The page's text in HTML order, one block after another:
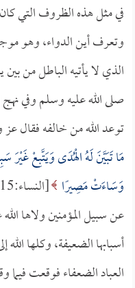
في مثل هذه الظروف التي
وتعرف أين الدواء، وهو
الذي لا يأتيه الباطل من
صلى الله عليه وسلم وفي
توعد الله من خالفه فقال
مَا تَبَيَّنَ لَهُ الْهُدَى وَيَتَّبِعْ غَيْرَ
وَسَاءَتْ مَصِيرًا
عن سبيل المؤمنين ولاها
أسبابها الضعيفة، وكلها
العباد الضعفاء فوقعت فيما